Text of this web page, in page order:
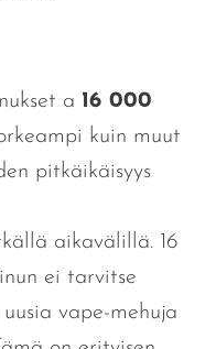
a 16 000
kuin muut
pitkäikäisyys
aikavälillä. 16
ei tarvitse
vape-mehuja